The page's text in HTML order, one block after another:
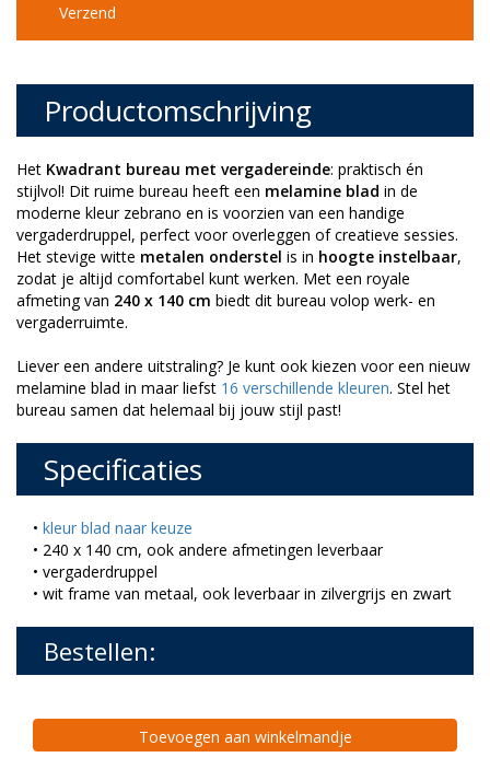
Verzend
Productomschrijving
Het Kwadrant bureau met vergadereinde: praktisch én
stijlvol! Dit ruime bureau heeft een melamine blad in de
moderne kleur zebrano en is voorzien van een handige
vergaderdruppel, perfect voor overleggen of creatieve sessies.
Het stevige witte metalen onderstel is in hoogte instelbaar,
zodat je altijd comfortabel kunt werken. Met een royale
afmeting van 240 x 140 cm biedt dit bureau volop werk- en
vergaderruimte.
Liever een andere uitstraling? Je kunt ook kiezen voor een nieuw
melamine blad in maar liefst 16 verschillende kleuren. Stel het
bureau samen dat helemaal bij jouw stijl past!
Specificaties
• kleur blad naar keuze
• 240 x 140 cm, ook andere afmetingen leverbaar
• vergaderdruppel
• wit frame van metaal, ook leverbaar in zilvergrijs en zwart
Bestellen:
Toevoegen aan winkelmandje